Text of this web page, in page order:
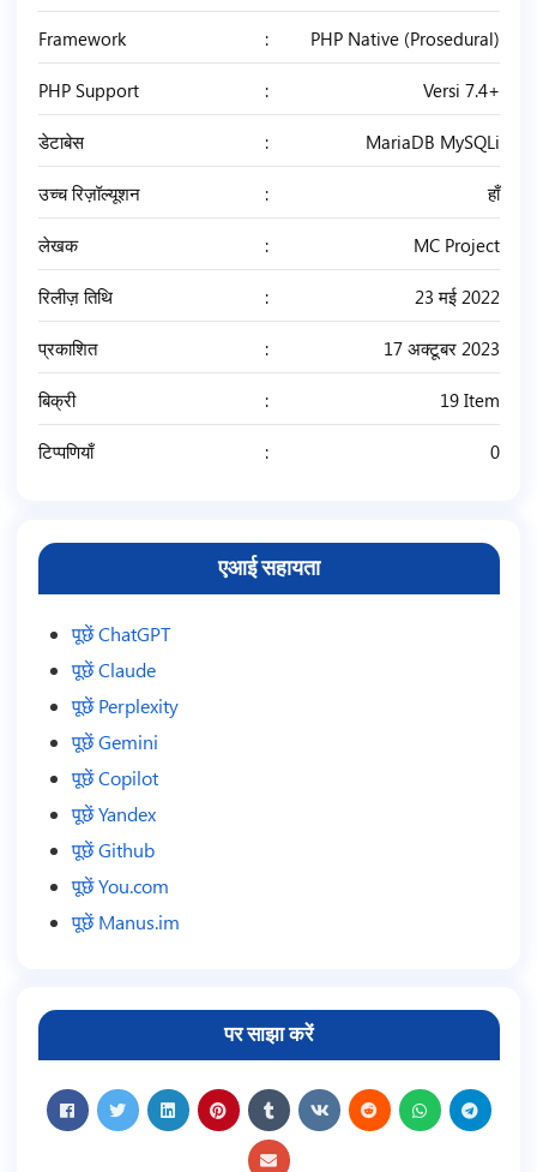
Framework PHP Native (Prosedural)
PHP Support Versi 7.4+
डेटाबेस MariaDB MySQLi
उच्च रिज़ॉल्यूशन हाँ
लेखक MC Project
रिलीज़ तिथि 23 मई 2022
प्रकाशित 17 अक्टूबर 2023
बिक्री 19 Item
टिप्पणियाँ 0
एआई सहायता
पूछें ChatGPT
पूछें Claude
पूछें Perplexity
पूछें Gemini
पूछें Copilot
पूछें Yandex
पूछें Github
पूछें You.com
पूछें Manus.im
पर साझा करें